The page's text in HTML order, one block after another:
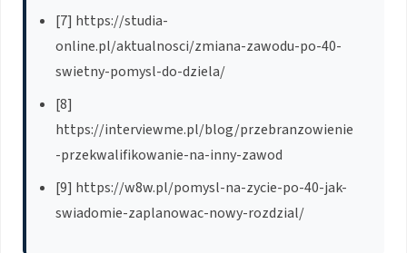
[7] https://studia-
online.pl/aktualnosci/zmiana-zawodu-po-40-
swietny-pomysl-do-dziela/
[8]
https://interviewme.pl/blog/przebranzowienie
-przekwalifikowanie-na-inny-zawod
[9] https://w8w.pl/pomysl-na-zycie-po-40-jak-
swiadomie-zaplanowac-nowy-rozdzial/